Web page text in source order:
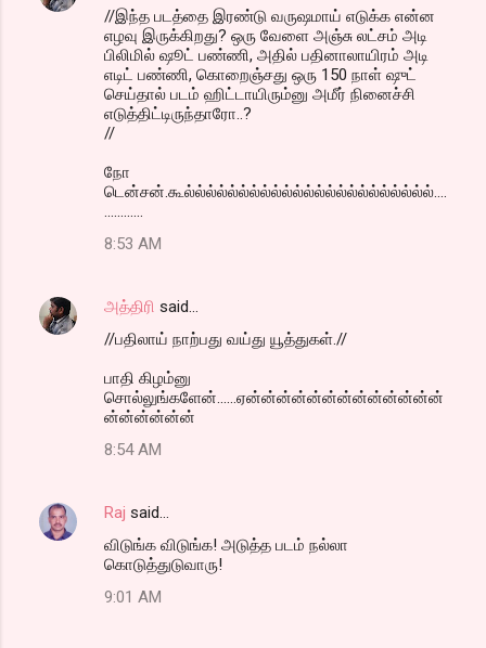
//இந்த படத்தை இரண்டு வருஷமாய் எடுக்க என்ன
எழவு இருக்கிறது? ஒரு வேளை அஞ்சு லட்சம் அடி
பிலிமில் ஷூட் பண்ணி, அதில் பதினாலாயிரம் அடி
எடிட் பண்ணி, கொறைஞ்சது ஒரு 150 நாள் ஷுட்
செய்தால் படம் ஹிட்டாயிரும்னு அமீர் நினைச்சி
எடுத்திட்டிருந்தாரோ..?
//
நோ
டென்சன்.கூல்ல்ல்ல்ல்ல்ல்ல்ல்ல்ல்ல்ல்ல்ல்ல்ல்ல்ல்ல்ல்ல்ல்....
8:53 AM
அத்திரி said…
//பதிலாய் நாற்பது வய்து யூத்துகள்.//
பாதி கிழம்னு
சொல்லுங்களேன்......ஏன்ன்ன்ன்ன்ன்ன்ன்ன்ன்ன்ன்ன்
ன்ன்ன்ன்ன்ன்
8:54 AM
Raj said…
விடுங்க விடுங்க! அடுத்த படம் நல்லா
கொடுத்துடுவாரு!
9:01 AM